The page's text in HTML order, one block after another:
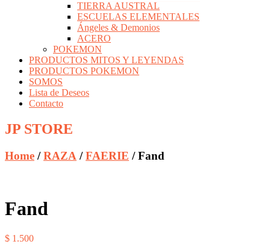
TIERRA AUSTRAL
ESCUELAS ELEMENTALES
Ángeles & Demonios
ACERO
POKEMON
PRODUCTOS MITOS Y LEYENDAS
PRODUCTOS POKEMON
SOMOS
Lista de Deseos
Contacto
JP STORE
Home /RAZA /FAERIE / Fand
Fand
$ 1.500